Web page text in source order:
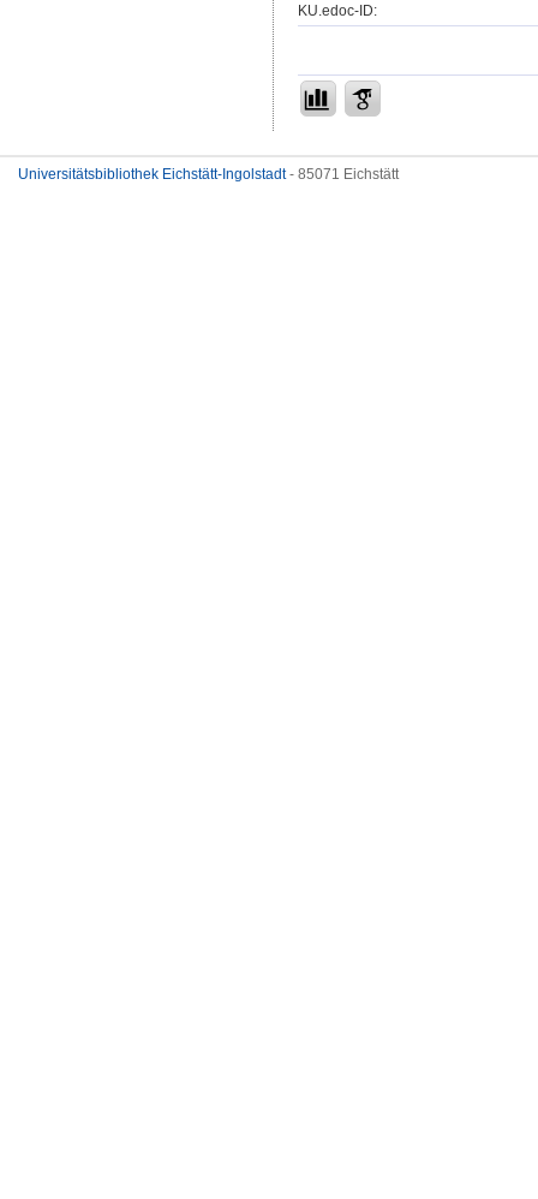
KU.edoc-ID:
Universitätsbibliothek Eichstätt-Ingolstadt- 85071 Eichstätt